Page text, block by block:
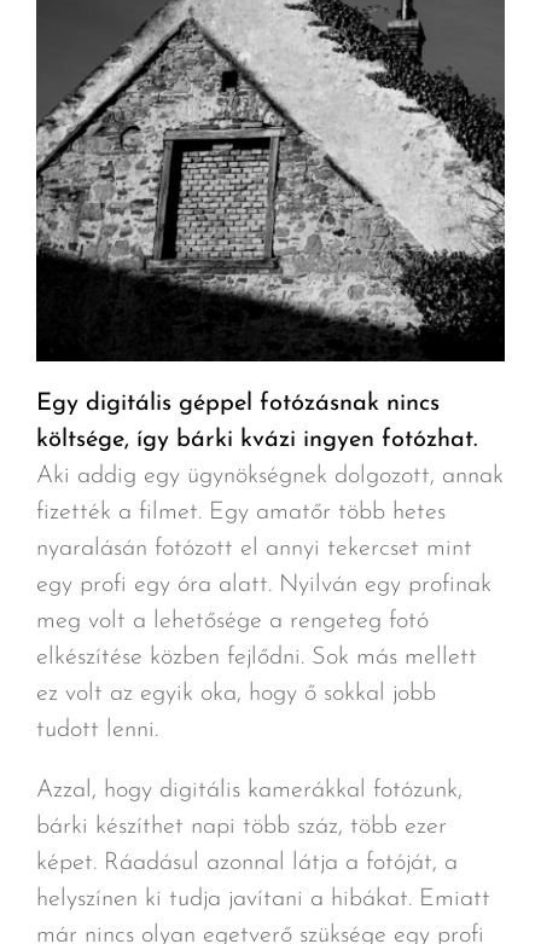
Egy digitális géppel fotózásnak nincs
költsége, így bárki kvázi ingyen fotózhat.
Aki addig egy ügynökségnek dolgozott, annak
fizették a filmet. Egy amatőr több hetes
nyaralásán fotózott el annyi tekercset mint
egy profi egy óra alatt. Nyilván egy profinak
meg volt a lehetősége a rengeteg fotó
elkészítése közben fejlődni. Sok más mellett
ez volt az egyik oka, hogy ő sokkal jobb
tudott lenni.
Azzal, hogy digitális kamerákkal fotózunk,
bárki készíthet napi több száz, több ezer
képet. Ráadásul azonnal látja a fotóját, a
helyszínen ki tudja javítani a hibákat. Emiatt
már nincs olyan egetverő szüksége egy profi